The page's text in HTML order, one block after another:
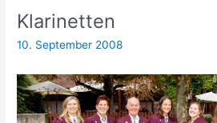
Klarinetten
10. September 2008